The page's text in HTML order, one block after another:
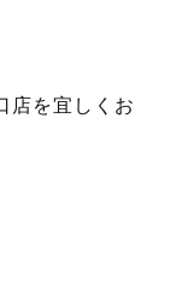
店を宜しくお